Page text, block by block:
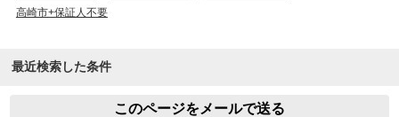
高崎市+保証人不要
最近検索した条件
このページをメールで送る